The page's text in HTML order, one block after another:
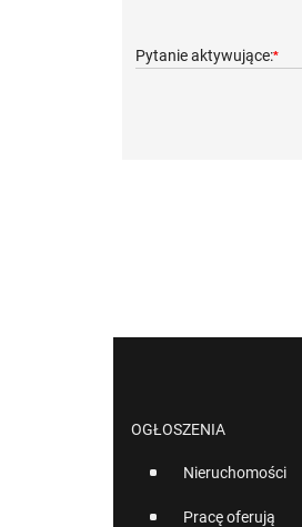
Pytanie aktywujące:*
OGŁOSZENIA
Nieruchomości
Pracę oferują